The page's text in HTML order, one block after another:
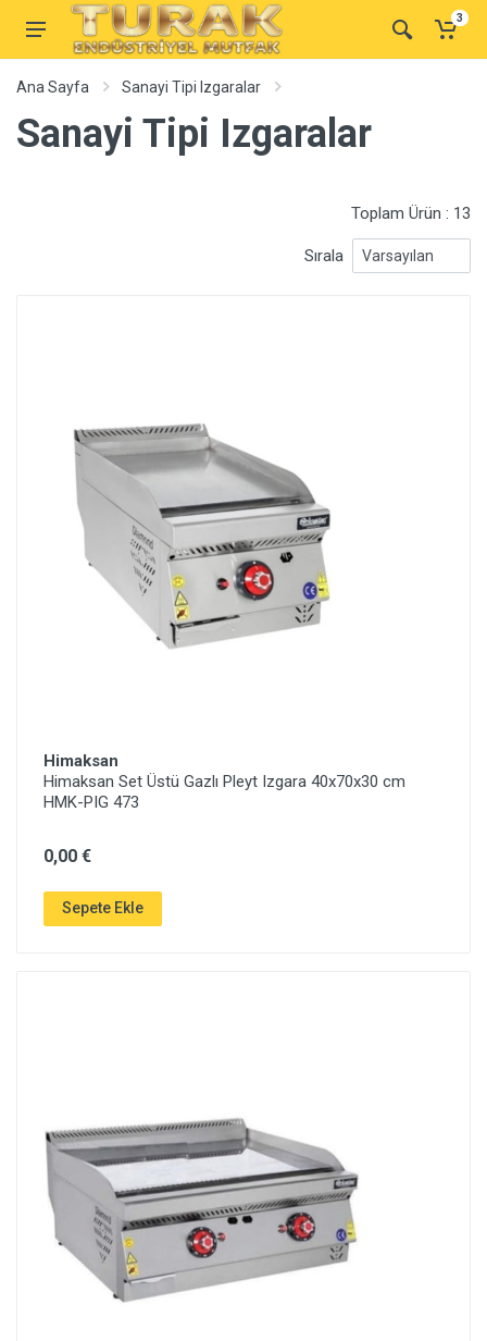
3
Ana Sayfa Sanayi Tipi Izgaralar
Sanayi Tipi Izgaralar
Toplam Ürün : 13
Sırala
Himaksan
Himaksan Set Üstü Gazlı Pleyt Izgara 40x70x30 cm
HMK-PIG 473
0,00 €
Sepete Ekle